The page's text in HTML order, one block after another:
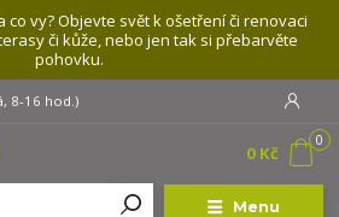
co vy? Objevte svět k ošetření či renovaci
či kůže, nebo jen tak si přebarvěte
pohovku.
Menu
8-16 hod.)
0
0 Kč